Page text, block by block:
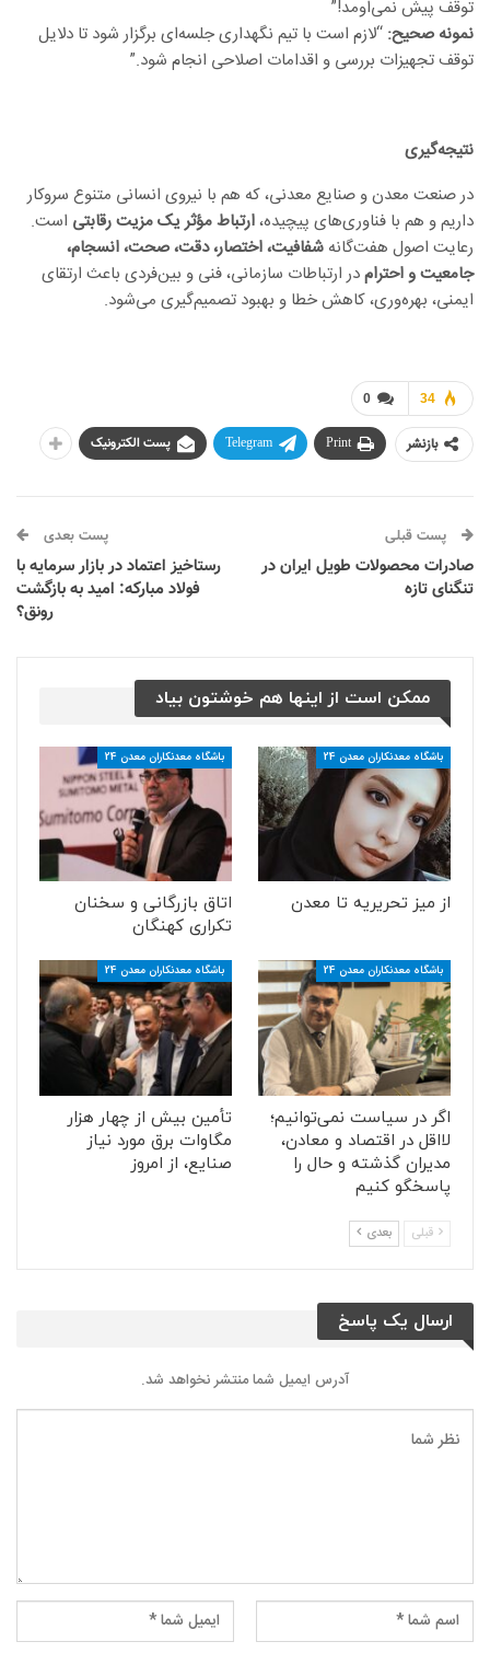
توقف پیش نمی‌اومد!”
نمونه صحیح: “لازم است با تیم نگهداری جلسه‌ای برگزار شود تا دلایل
توقف تجهیزات بررسی و اقدامات اصلاحی انجام شود.”
نتیجه‌گیری
در صنعت معدن و صنایع معدنی، که هم با نیروی انسانی متنوع سروکار
داریم و هم با فناوری‌های پیچیده،ارتباط مؤثر یک مزیت رقابتی است.
رعایت اصول هفت‌گانه شفافیت، اختصار، دقت، صحت، انسجام،
جامعیت و احترامدر ارتباطات سازمانی، فنی و بین‌فردی باعث ارتقای
ایمنی، بهره‌وری، کاهش خطا و بهبود تصمیم‌گیری می‌شود.
0 34
بازنشر Print
Telegram پست الکترونیک
پست قبلی
صادرات محصولات طویل ایران در
تنگنای تازه
پست بعدی
رستاخیز اعتماد در بازار سرمایه با
فولاد مبارکه: امید به بازگشت
رونق؟
ممکن است از اینها هم خوشتون بیاد
باشگاه معدنکاران معدن 24
از میز تحریریه تا معدن
باشگاه معدنکاران معدن 24
اتاق بازرگانی و سخنان
تکراری کهنگان
باشگاه معدنکاران معدن 24
اگر در سیاست نمی‌توانیم؛
لااقل در اقتصاد و معادن،
مدیران گذشته و حال را
پاسخگو کنیم
باشگاه معدنکاران معدن 24
تأمین بیش از چهار هزار
مگاوات برق مورد نیاز
صنایع، از امروز
قبلی بعدی
ارسال یک پاسخ
آدرس ایمیل شما منتشر نخواهد شد.